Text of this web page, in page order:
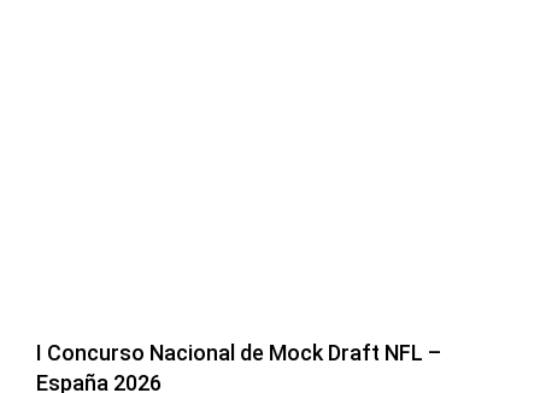
I Concurso Nacional de Mock Draft NFL –
España 2026